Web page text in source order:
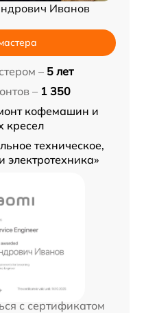
Иванов
– 5 лет
– 1 350
кофемашин и
кресел
техническое,
электротехника»
с сертификатом